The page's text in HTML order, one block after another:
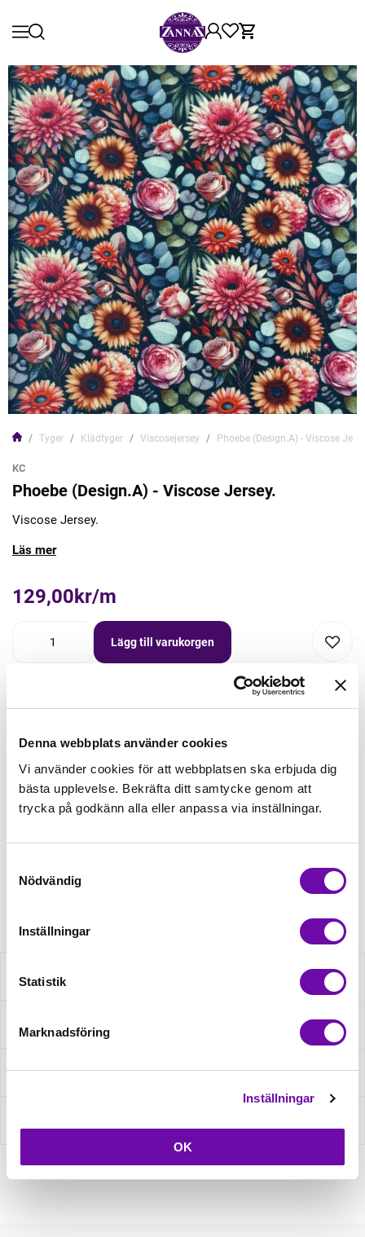
Denna webbplats använder cookies
Vi använder cookies för att webbplatsen ska erbjuda dig
bästa upplevelse. Bekräfta ditt samtycke genom att
trycka på godkänn alla eller anpassa via inställningar.
Nödvändig
Inställningar
Statistik
Marknadsföring
Inställningar
OK
Tyger Klädtyger Viscosejersey Phoebe (Design.A) - Viscose
KC
Phoebe (Design.A) - Viscose Jersey.
Viscose Jersey.
Läs mer
129,00kr/m
Lägg till varukorgen
Lägg först önskad mängd i varukorgen,
Tråd matchande +45,00kr
Beskrivning
Fråga om produkt